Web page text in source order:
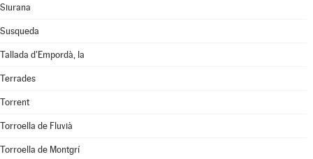
Siurana
Susqueda
Tallada d'Empordà, la
Terrades
Torrent
Torroella de Fluvià
Torroella de Montgrí